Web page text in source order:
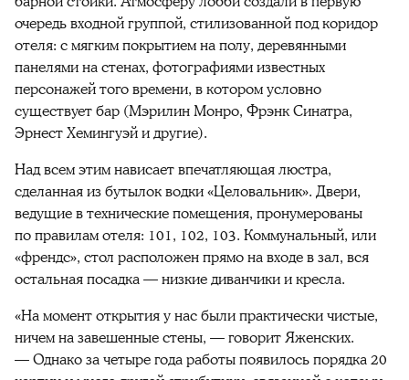
очередь входной группой, стилизованной под коридор
отеля: с мягким покрытием на полу, деревянными
панелями на стенах, фотографиями известных
персонажей того времени, в котором условно
существует бар (Мэрилин Монро, Фрэнк Синатра,
Эрнест Хемингуэй и другие).
Над всем этим нависает впечатляющая люстра,
сделанная из бутылок водки «Целовальник». Двери,
ведущие в технические помещения, пронумерованы
по правилам отеля: 101, 102, 103. Коммунальный, или
«френдс», стол расположен прямо на входе в зал, вся
остальная посадка — низкие диванчики и кресла.
«На момент открытия у нас были практически чистые,
ничем на завешенные стены, — говорит Яженских.
— Однако за четыре года работы появилось порядка 20